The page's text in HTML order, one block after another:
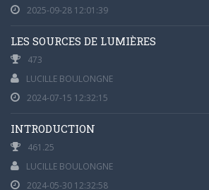
2025-09-28 12:01:39
LES SOURCES DE LUMIÈRES
473
LUCILLE BOULONGNE
2024-07-15 12:32:15
INTRODUCTION
461.25
LUCILLE BOULONGNE
2024-05-30 12:32:58